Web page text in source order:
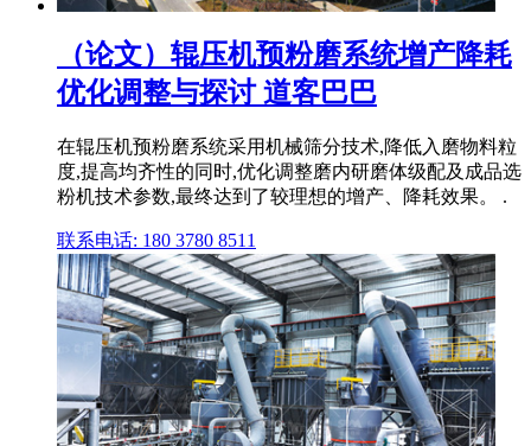
（论文）辊压机预粉磨系统增产降耗
优化调整与探讨 道客巴巴
在辊压机预粉磨系统采用机械筛分技术,降低入磨物料粒
度,提高均齐性的同时,优化调整磨内研磨体级配及成品选
粉机技术参数,最终达到了较理想的增产、降耗效果。 .
联系电话: 180 3780 8511